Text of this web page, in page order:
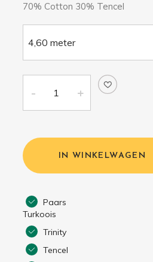
70% Cotton 30% Tencel
IN WINKELWAGEN
Paars
Turkoois
Trinity
Tencel